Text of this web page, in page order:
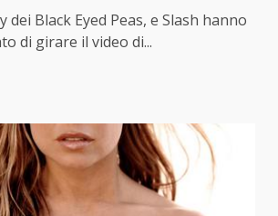
dei Black Eyed Peas, e Slash hanno
di girare il video di...